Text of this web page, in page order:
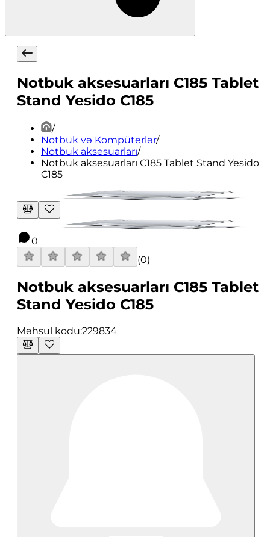
Notbuk aksesuarları C185 Tablet
Stand Yesido C185
/
Notbuk və Kompüterlər/
Notbuk aksesuarları/
Notbuk aksesuarları C185 Tablet Stand Yesido
C185
0
(0)
Notbuk aksesuarları C185 Tablet
Stand Yesido C185
Məhsul kodu:229834